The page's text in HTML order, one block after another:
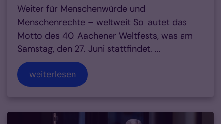
Weiter für Menschenwürde und
Menschenrechte – weltweit So lautet das
Motto des 40. Aachener Weltfests, was am
Samstag, den 27. Juni stattfindet. ...
weiterlesen